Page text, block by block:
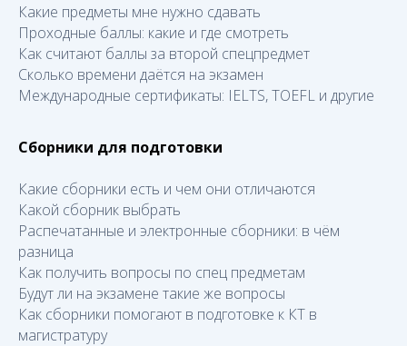
Какие предметы мне нужно сдавать
Проходные баллы: какие и где смотреть
Как считают баллы за второй спецпредмет
Сколько времени даётся на экзамен
Международные сертификаты: IELTS, TOEFL и другие
Сборники для подготовки
Какие сборники есть и чем они отличаются
Какой сборник выбрать
Распечатанные и электронные сборники: в чём
разница
Как получить вопросы по спец предметам
Будут ли на экзамене такие же вопросы
Как сборники помогают в подготовке к КТ в
магистратуру